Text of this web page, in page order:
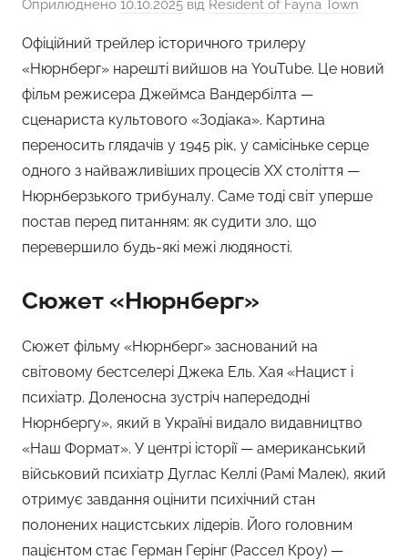
Оприлюднено 10.10.2025 від Resident of Fayna Town
Офіційний трейлер історичного трилеру
«Нюрнберг» нарешті вийшов на YouTube. Це новий
фільм режисера Джеймса Вандербілта —
сценариста культового «Зодіака». Картина
переносить глядачів у 1945 рік, у самісіньке серце
одного з найважливіших процесів XX століття —
Нюрнберзького трибуналу. Саме тоді світ уперше
постав перед питанням: як судити зло, що
перевершило будь-які межі людяності.
Сюжет «Нюрнберг»
Сюжет фільму «Нюрнберг» заснований на
світовому бестселері Джека Ель. Хая «Нацист і
психіатр. Доленосна зустріч напередодні
Нюрнбергу», який в Україні видало видавництво
«Наш Формат». У центрі історії — американський
військовий психіатр Дуглас Келлі (Рамі Малек), який
отримує завдання оцінити психічний стан
полонених нацистських лідерів. Його головним
пацієнтом стає Герман Герінг (Рассел Кроу) —